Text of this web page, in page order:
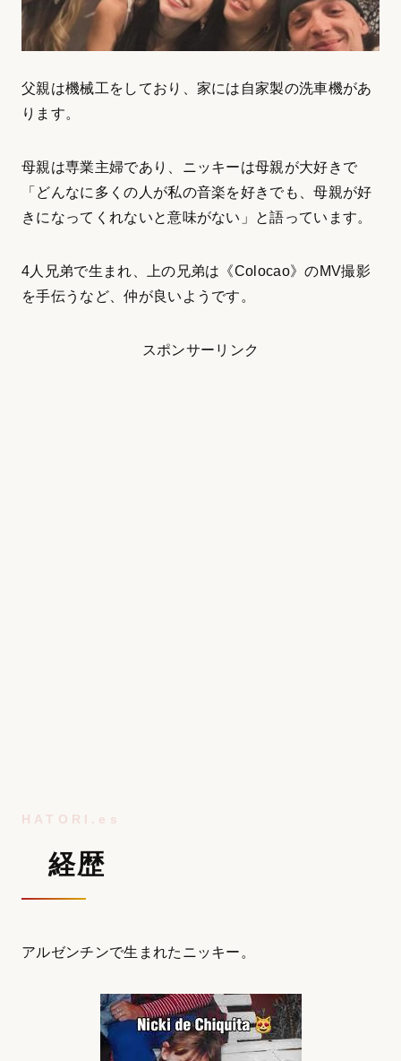
父親は機械工をしており、家には自家製の洗車機があ
ります。
母親は専業主婦であり、ニッキーは母親が大好きで
「どんなに多くの人が私の音楽を好きでも、母親が好
きになってくれないと意味がない」と語っています。
4人兄弟で生まれ、上の兄弟は《Colocao》のMV撮影
を手伝うなど、仲が良いようです。
スポンサーリンク
経歴
アルゼンチンで生まれたニッキー。